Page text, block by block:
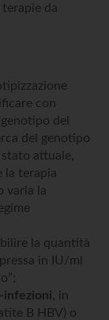
da
con
del
del genotipo
attuale,
la terapia
varia la
la quantità
in IU/ml
infezioni , in
B HBV) o